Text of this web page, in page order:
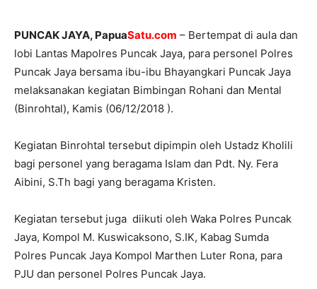
PUNCAK JAYA, PapuaSatu.com – Bertempat di aula dan
lobi Lantas Mapolres Puncak Jaya, para personel Polres
Puncak Jaya bersama ibu-ibu Bhayangkari Puncak Jaya
melaksanakan kegiatan Bimbingan Rohani dan Mental
(Binrohtal), Kamis (06/12/2018 ).
Kegiatan Binrohtal tersebut dipimpin oleh Ustadz Kholili
bagi personel yang beragama Islam dan Pdt. Ny. Fera
Aibini, S.Th bagi yang beragama Kristen.
Kegiatan tersebut juga diikuti oleh Waka Polres Puncak
Jaya, Kompol M. Kuswicaksono, S.IK, Kabag Sumda
Polres Puncak Jaya Kompol Marthen Luter Rona, para
PJU dan personel Polres Puncak Jaya.